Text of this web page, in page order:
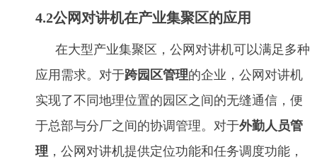
4.2公网对讲机在产业集聚区的应用
在大型产业集聚区，公网对讲机可以满足多种
应用需求。对于跨园区管理的企业，公网对讲机
实现了不同地理位置的园区之间的无缝通信，便
于总部与分厂之间的协调管理。对于外勤人员管
理 ，公网对讲机提供定位功能和任务调度功能，